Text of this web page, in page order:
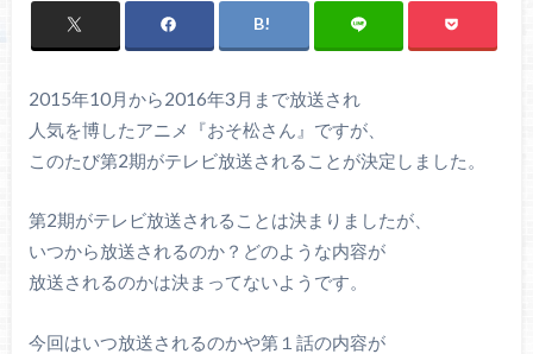
2015年10月から2016年3月まで放送され
人気を博したアニメ『おそ松さん』ですが、
このたび第2期がテレビ放送されることが決定しました。
第2期がテレビ放送されることは決まりましたが、
いつから放送されるのか？どのような内容が
放送されるのかは決まってないようです。
今回はいつ放送されるのかや第１話の内容が